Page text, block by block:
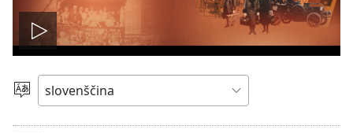
Predvajaj
videoposnetek
Izberite
jezik